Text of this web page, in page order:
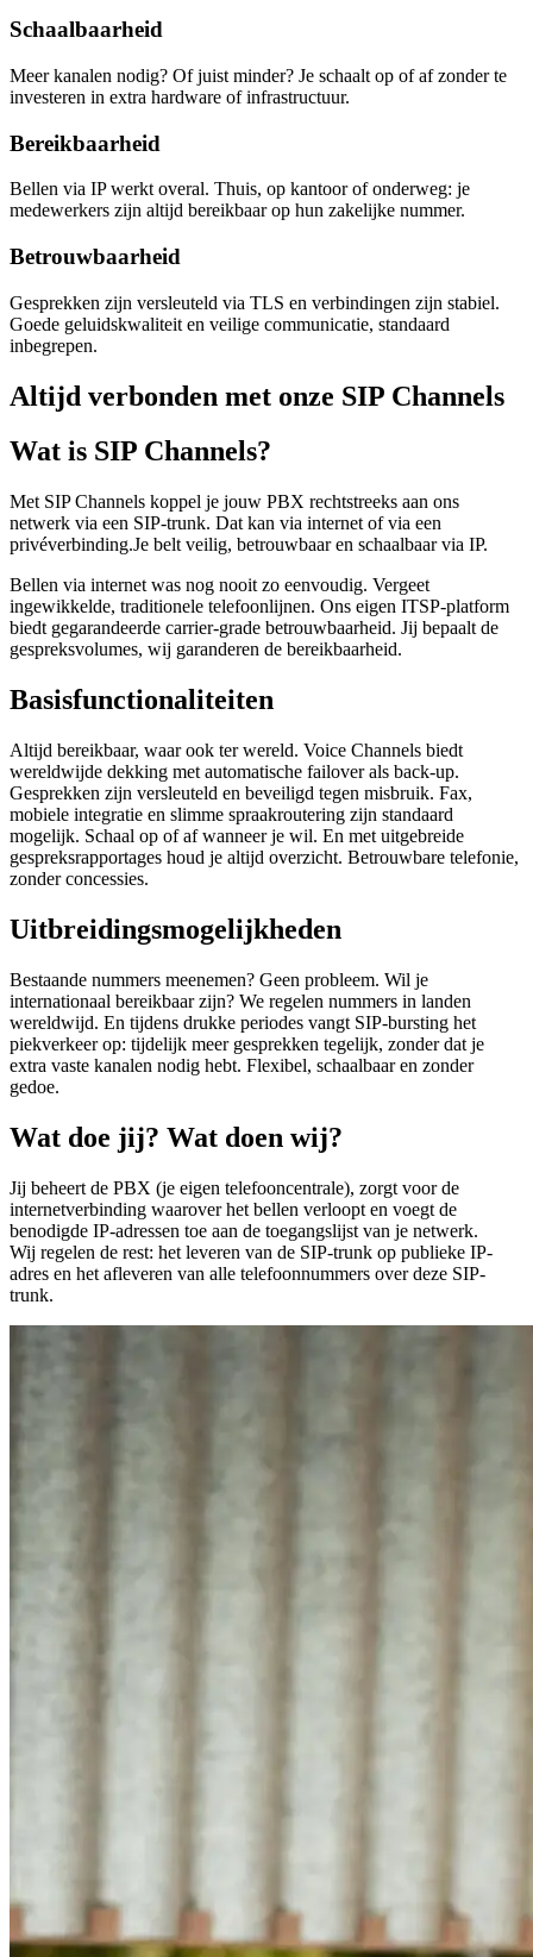
Schaalbaarheid
Meer kanalen nodig? Of juist minder? Je schaalt op of af zonder te
investeren in extra hardware of infrastructuur.
Bereikbaarheid
Bellen via IP werkt overal. Thuis, op kantoor of onderweg: je
medewerkers zijn altijd bereikbaar op hun zakelijke nummer.
Betrouwbaarheid
Gesprekken zijn versleuteld via TLS en verbindingen zijn stabiel.
Goede geluidskwaliteit en veilige communicatie, standaard
inbegrepen.
Altijd verbonden met onze SIP Channels
Wat is SIP Channels?
Met SIP Channels koppel je jouw PBX rechtstreeks aan ons
netwerk via een SIP-trunk. Dat kan via internet of via een
privéverbinding.Je belt veilig, betrouwbaar en schaalbaar via IP.
Bellen via internet was nog nooit zo eenvoudig. Vergeet
ingewikkelde, traditionele telefoonlijnen. Ons eigen ITSP-platform
biedt gegarandeerde carrier-grade betrouwbaarheid. Jij bepaalt de
gespreksvolumes, wij garanderen de bereikbaarheid.
Basisfunctionaliteiten
Altijd bereikbaar, waar ook ter wereld. Voice Channels biedt
wereldwijde dekking met automatische failover als back-up.
Gesprekken zijn versleuteld en beveiligd tegen misbruik. Fax,
mobiele integratie en slimme spraakroutering zijn standaard
mogelijk. Schaal op of af wanneer je wil. En met uitgebreide
gespreksrapportages houd je altijd overzicht. Betrouwbare telefonie,
zonder concessies.
Uitbreidingsmogelijkheden
Bestaande nummers meenemen? Geen probleem. Wil je
internationaal bereikbaar zijn? We regelen nummers in landen
wereldwijd. En tijdens drukke periodes vangt SIP-bursting het
piekverkeer op: tijdelijk meer gesprekken tegelijk, zonder dat je
extra vaste kanalen nodig hebt. Flexibel, schaalbaar en zonder
gedoe.
Wat doe jij? Wat doen wij?
Jij beheert de PBX (je eigen telefooncentrale), zorgt voor de
internetverbinding waarover het bellen verloopt en voegt de
benodigde IP-adressen toe aan de toegangslijst van je netwerk.
Wij regelen de rest: het leveren van de SIP-trunk op publieke IP-
adres en het afleveren van alle telefoonnummers over deze SIP-
trunk.